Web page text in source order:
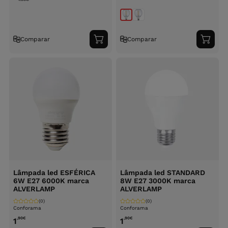
Comparar
Adicionar
ao
Comparar
ao
Lâmpada led ESFÉRICA
6W E27 6000K marca
ALVERLAMP
Conforama
(0)
1,90€
Lâmpada led STANDARD
8W E27 3000K marca
ALVERLAMP
Conforama
(0)
1,90€